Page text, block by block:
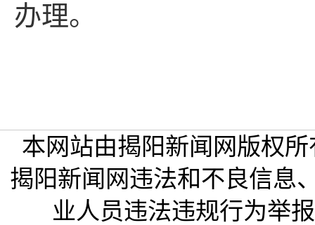
办理。
本网站由揭阳新闻网版权
揭阳新闻网违法和不良信息
业人员违法违规行为举